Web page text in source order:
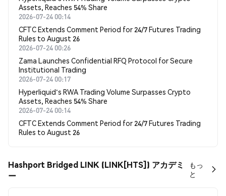
Assets, Reaches 54% Share
2026-07-24 00:14
CFTC Extends Comment Period for 24/7 Futures Trading
Rules to August 26
2026-07-24 00:26
Zama Launches Confidential RFQ Protocol for Secure
Institutional Trading
2026-07-24 00:17
Hyperliquid's RWA Trading Volume Surpasses Crypto
Assets, Reaches 54% Share
2026-07-24 00:14
CFTC Extends Comment Period for 24/7 Futures Trading
Rules to August 26
Hashport Bridged LINK (LINK[HTS]) アカデミ
ー
もっ
と